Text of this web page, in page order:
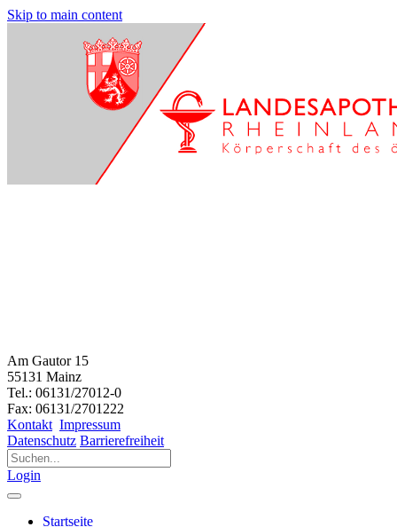
Skip to main content
Am Gautor 15
55131 Mainz
Tel.: 06131/27012-0
Fax: 06131/2701222
Kontakt Impressum
Datenschutz Barrierefreiheit
Login
Startseite